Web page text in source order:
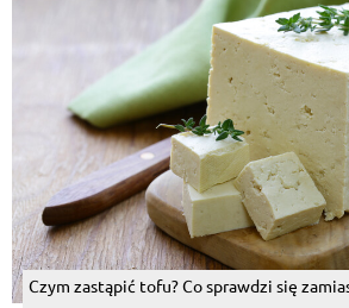
Czym zastąpić tofu? Co sprawdzi się